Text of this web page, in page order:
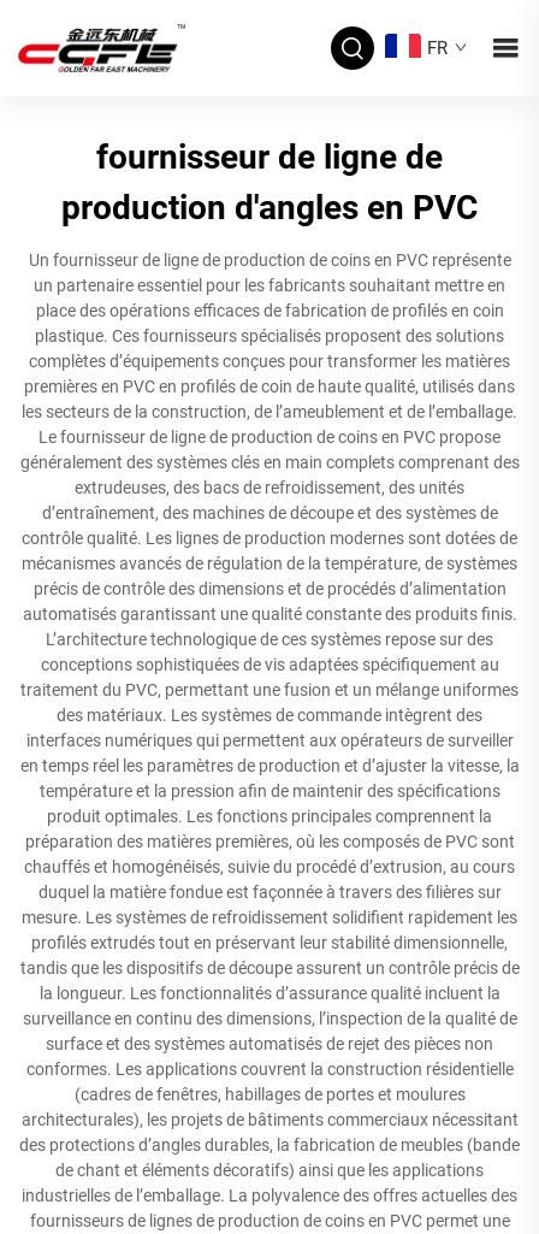
FR
fournisseur de ligne de
production d'angles en PVC
Un fournisseur de ligne de production de coins en PVC représente
un partenaire essentiel pour les fabricants souhaitant mettre en
place des opérations efficaces de fabrication de profilés en coin
plastique. Ces fournisseurs spécialisés proposent des solutions
complètes d’équipements conçues pour transformer les matières
premières en PVC en profilés de coin de haute qualité, utilisés dans
les secteurs de la construction, de l’ameublement et de l’emballage.
Le fournisseur de ligne de production de coins en PVC propose
généralement des systèmes clés en main complets comprenant des
extrudeuses, des bacs de refroidissement, des unités
d’entraînement, des machines de découpe et des systèmes de
contrôle qualité. Les lignes de production modernes sont dotées de
mécanismes avancés de régulation de la température, de systèmes
précis de contrôle des dimensions et de procédés d’alimentation
automatisés garantissant une qualité constante des produits finis.
L’architecture technologique de ces systèmes repose sur des
conceptions sophistiquées de vis adaptées spécifiquement au
traitement du PVC, permettant une fusion et un mélange uniformes
des matériaux. Les systèmes de commande intègrent des
interfaces numériques qui permettent aux opérateurs de surveiller
en temps réel les paramètres de production et d’ajuster la vitesse, la
température et la pression afin de maintenir des spécifications
produit optimales. Les fonctions principales comprennent la
préparation des matières premières, où les composés de PVC sont
chauffés et homogénéisés, suivie du procédé d’extrusion, au cours
duquel la matière fondue est façonnée à travers des filières sur
mesure. Les systèmes de refroidissement solidifient rapidement les
profilés extrudés tout en préservant leur stabilité dimensionnelle,
tandis que les dispositifs de découpe assurent un contrôle précis de
la longueur. Les fonctionnalités d’assurance qualité incluent la
surveillance en continu des dimensions, l’inspection de la qualité de
surface et des systèmes automatisés de rejet des pièces non
conformes. Les applications couvrent la construction résidentielle
(cadres de fenêtres, habillages de portes et moulures
architecturales), les projets de bâtiments commerciaux nécessitant
des protections d’angles durables, la fabrication de meubles (bande
de chant et éléments décoratifs) ainsi que les applications
industrielles de l’emballage. La polyvalence des offres actuelles des
fournisseurs de lignes de production de coins en PVC permet une